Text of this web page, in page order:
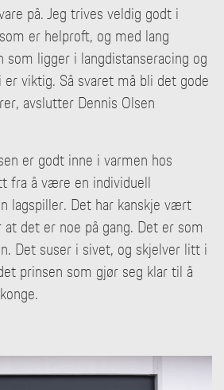
på. Jeg trives veldig godt i
er helproft, og med lang
ligger i langdistanseracing og
viktig. Så svaret må bli det gode
avslutter Dennis Olsen
er godt inne i varmen hos
fra å være en individuell
lagspiller. Det har kanskje vært
det er noe på gang. Det er som
Det suser i sivet, og skjelver litt i
prinsen som gjør seg klar til å